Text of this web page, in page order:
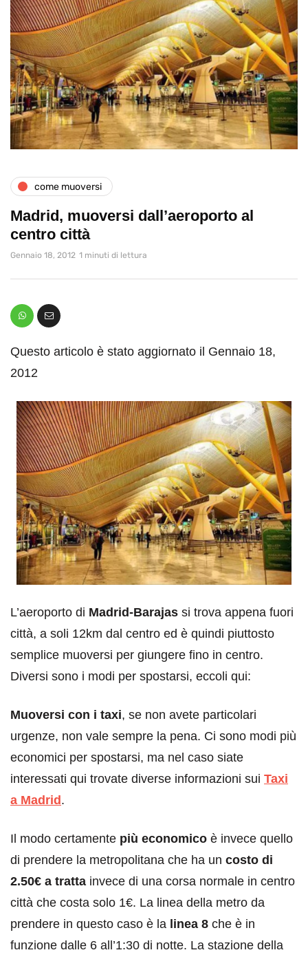
come muoversi
Madrid, muoversi dall’aeroporto al
centro città
Gennaio 18, 2012 1 minuti di lettura
Questo articolo è stato aggiornato il Gennaio 18,
2012
L’aeroporto di Madrid-Barajas si trova appena fuori
città, a soli 12km dal centro ed è quindi piuttosto
semplice muoversi per giungere fino in centro.
Diversi sono i modi per spostarsi, eccoli qui:
Muoversi con i taxi, se non avete particolari
urgenze, non vale sempre la pena. Ci sono modi più
economici per spostarsi, ma nel caso siate
interessati qui trovate diverse informazioni sui Taxi
a Madrid .
Il modo certamente più economico è invece quello
di prendere la metropolitana che ha un costo di
2.50€ a tratta invece di una corsa normale in centro
città che costa solo 1€. La linea della metro da
prendere in questo caso è la linea 8 che è in
funzione dalle 6 all’1:30 di notte. La stazione della